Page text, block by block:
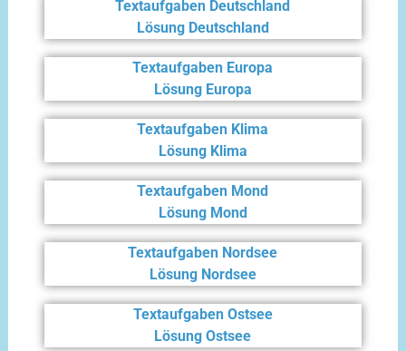
Textaufgaben Deutschland
Lösung Deutschland
Textaufgaben Europa
Lösung Europa
Textaufgaben Klima
Lösung Klima
Textaufgaben Mond
Lösung Mond
Textaufgaben Nordsee
Lösung Nordsee
Textaufgaben Ostsee
Lösung Ostsee